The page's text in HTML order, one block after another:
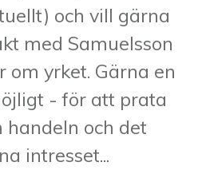
och vill gärna
med Samuelsson
om yrket. Gärna en
- för att prata
handeln och det
intresset...